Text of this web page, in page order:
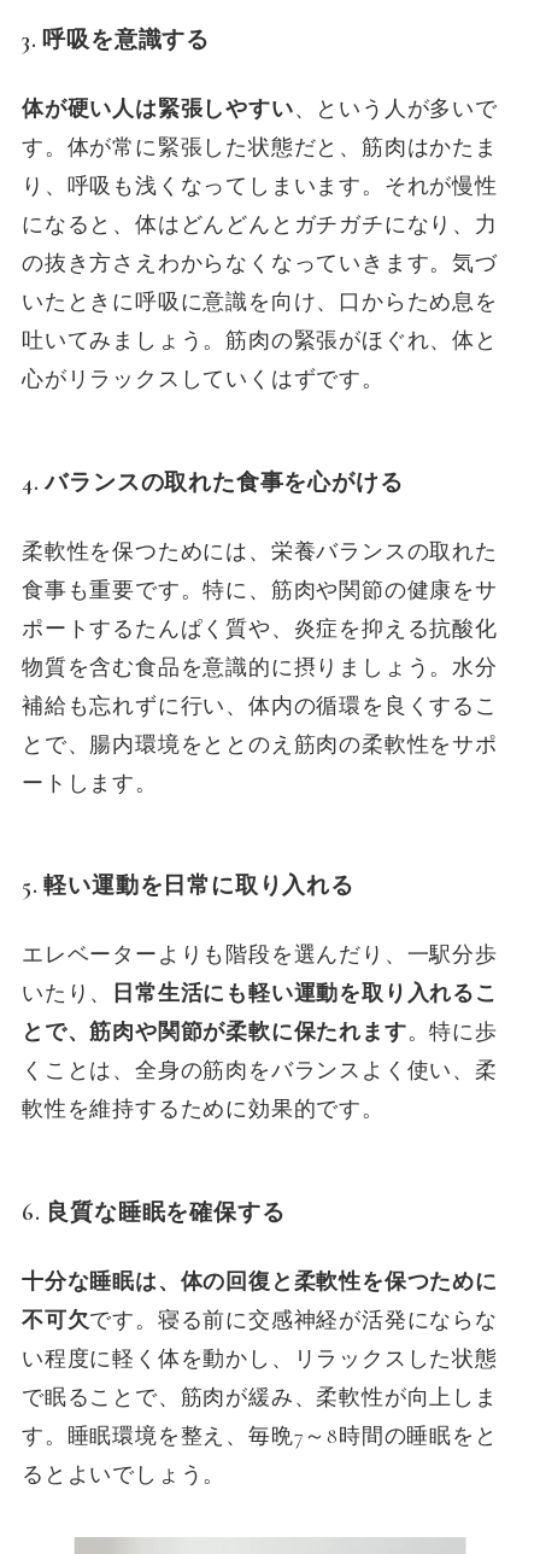
3. 呼吸を意識する
体が硬い人は緊張しやすい、という人が多いで
す。体が常に緊張した状態だと、筋肉はかたま
り、呼吸も浅くなってしまいます。それが慢性
になると、体はどんどんとガチガチになり、力
の抜き方さえわからなくなっていきます。気づ
いたときに呼吸に意識を向け、口からため息を
吐いてみましょう。筋肉の緊張がほぐれ、体と
心がリラックスしていくはずです。
4. バランスの取れた食事を心がける
柔軟性を保つためには、栄養バランスの取れた
食事も重要です。特に、筋肉や関節の健康をサ
ポートするたんぱく質や、炎症を抑える抗酸化
物質を含む食品を意識的に摂りましょう。水分
補給も忘れずに行い、体内の循環を良くするこ
とで、腸内環境をととのえ筋肉の柔軟性をサポ
ートします。
5. 軽い運動を日常に取り入れる
エレベーターよりも階段を選んだり、一駅分歩
いたり、
日常生活にも軽い運動を取り入れるこ
とで、筋肉や関節が柔軟に保たれます。特に歩
くことは、全身の筋肉をバランスよく使い、柔
軟性を維持するために効果的です。
6. 良質な睡眠を確保する
十分な睡眠は、体の回復と柔軟性を保つために
不可欠です。寝る前に交感神経が活発にならな
い程度に軽く体を動かし、リラックスした状態
で眠ることで、筋肉が緩み、柔軟性が向上しま
す。睡眠環境を整え、毎晩7～8時間の睡眠をと
るとよいでしょう。